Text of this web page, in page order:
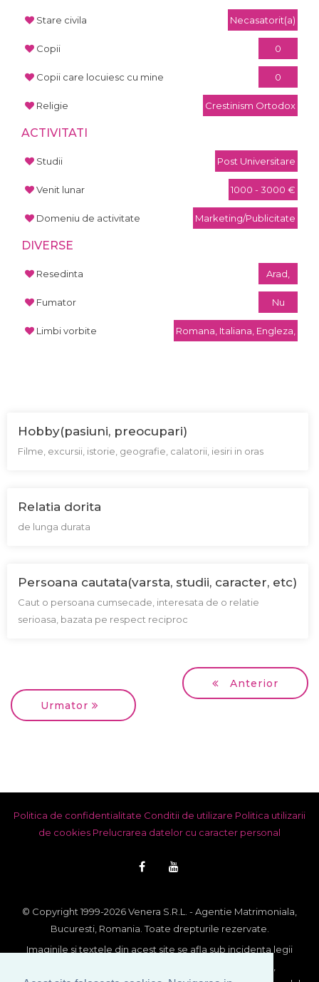
Stare civila Necasatorit(a)
Copii 0
Copii care locuiesc cu mine 0
Religie Crestinism Ortodox
ACTIVITATI
Studii Post Universitare
Venit lunar 1000 - 3000 €
Domeniu de activitate Marketing/Publicitate
DIVERSE
Resedinta Arad,
Fumator Nu
Limbi vorbite Romana, Italiana, Engleza,
Hobby(pasiuni, preocupari)
Filme, excursii, istorie, geografie, calatorii, iesiri in oras
Relatia dorita
de lunga durata
Persoana cautata(varsta, studii, caracter, etc)
Caut o persoana cumsecade, interesata de o relatie
serioasa, bazata pe respect reciproc
Anterior
Urmator
Politica de confidentialitate Conditii de utilizare Politica utilizarii
de cookies Prelucrarea datelor cu caracter personal
© Copyright 1999-2026 Venera S.R.L. - Agentie Matrimoniala,
Bucuresti, Romania. Toate drepturile rezervate.
Imaginile si textele din acest site se afla sub incidenta legii